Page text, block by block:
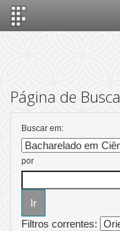
Página de Busca
Buscar em:
por
Filtros correntes: